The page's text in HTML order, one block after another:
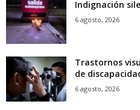
Indignación
6 agosto, 2026
Trastornos
de
6 agosto, 2026